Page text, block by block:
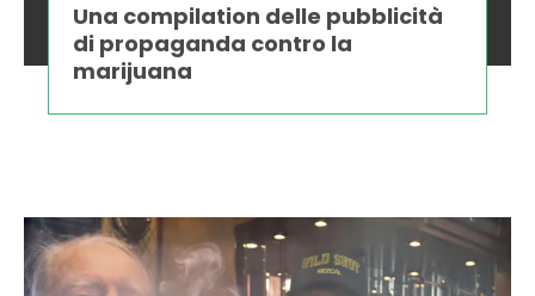
Una compilation delle pubblicità
di propaganda contro la
marijuana